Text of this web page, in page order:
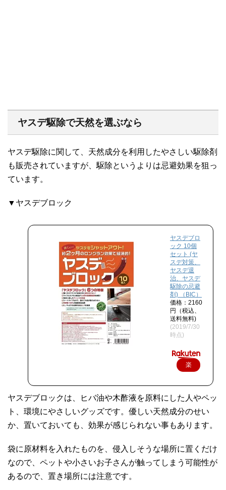
ヤスデ駆除で天然を選ぶなら
ヤスデ駆除に関して、天然成分を利用したやさしい駆除剤
も販売されていますが、駆除というよりは忌避効果を狙っ
ています。
▼ヤスデブロック
ヤスデブロ
ック 10個
セット (ヤ
スデ対策、
ヤスデ退
治、ヤスデ
駆除の忌避
剤) （BIC）
価格：2160
円（税込、
送料無料)
(2019/7/30
時点)
楽
ヤスデブロックは、ヒバ油や木酢液を原料にした人やペッ
ト、環境にやさしいグッズです。優しい天然成分のせい
か、置いておいても、効果が感じられない事もあります。
袋に原材料を入れたものを、侵入しそうな場所に置くだけ
なので、ペットや小さいお子さんが触ってしまう可能性が
あるので、置き場所には注意です。